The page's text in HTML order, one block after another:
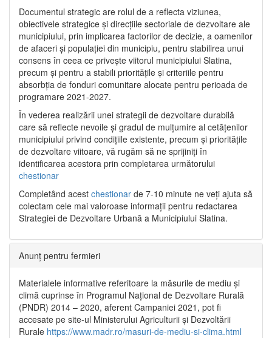
Documentul strategic are rolul de a reflecta viziunea,
obiectivele strategice și direcțiile sectoriale de dezvoltare ale
municipiului, prin implicarea factorilor de decizie, a oamenilor
de afaceri și populației din municipiu, pentru stabilirea unui
consens în ceea ce privește viitorul municipiului Slatina,
precum și pentru a stabili prioritățile și criteriile pentru
absorbția de fonduri comunitare alocate pentru perioada de
programare 2021-2027.
În vederea realizării unei strategii de dezvoltare durabilă
care să reflecte nevoile și gradul de mulțumire al cetățenilor
municipiului privind condițiile existente, precum și prioritățile
de dezvoltare viitoare, vă rugăm să ne sprijiniți în
identificarea acestora prin completarea următorului
chestionar
Completând acest chestionar de 7-10 minute ne veți ajuta să
colectam cele mai valoroase informații pentru redactarea
Strategiei de Dezvoltare Urbană a Municipiului Slatina.
Anunț pentru fermieri
Materialele informative referitoare la măsurile de mediu și
climă cuprinse în Programul Național de Dezvoltare Rurală
(PNDR) 2014 – 2020, aferent Campaniei 2021, pot fi
accesate pe site-ul Ministerului Agriculturii și Dezvoltării
Rurale https://www.madr.ro/masuri-de-mediu-si-clima.html